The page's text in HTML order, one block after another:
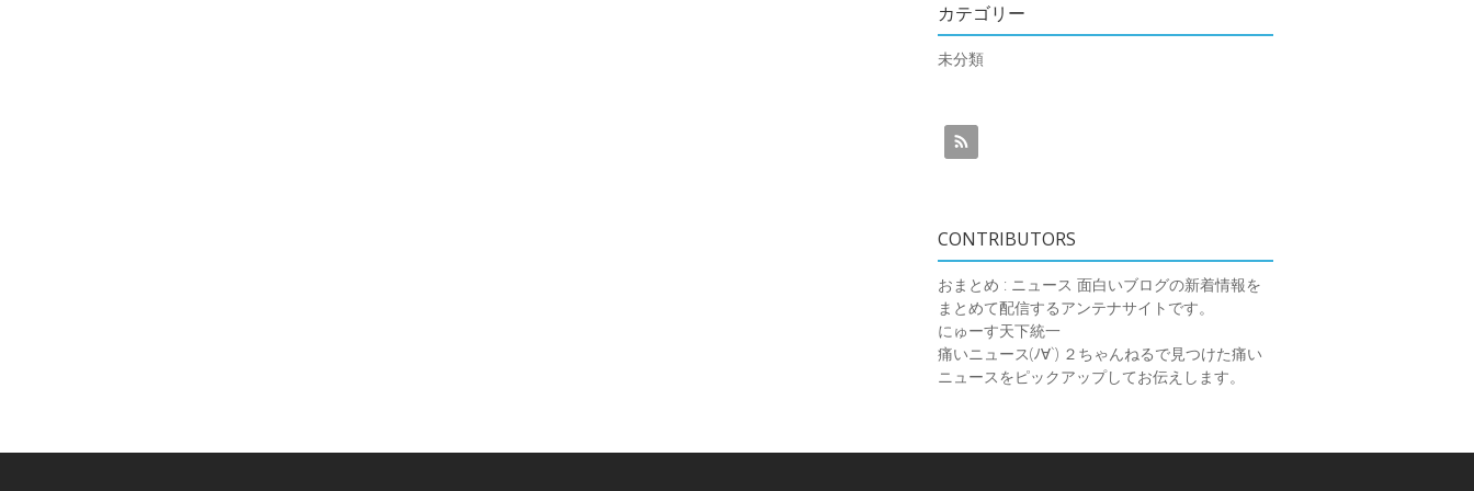
カテゴリー
未分類
CONTRIBUTORS
おまとめ : ニュース 面白いブログの新着情報を
まとめて配信するアンテナサイトです。
にゅーす天下統一
痛いニュース(ﾉ∀`) ２ちゃんねるで見つけた痛い
ニュースをピックアップしてお伝えします。